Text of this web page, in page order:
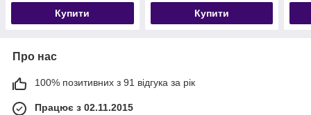
Купити Купити
Про нас
100% позитивних з 91 відгука за рік
Працює з 02.11.2015